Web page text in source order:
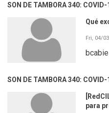
SON DE TAMBORA 340:
Qué
Fri, 04/
SON DE TAMBORA 340:
para